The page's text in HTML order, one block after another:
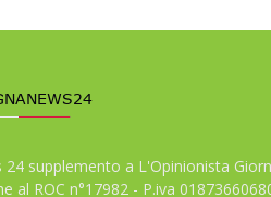
supplemento a L'Opinionista
al ROC n°17982 - P.iva